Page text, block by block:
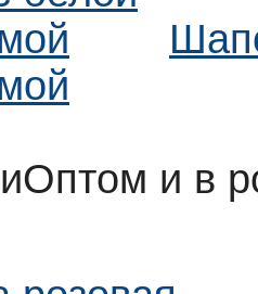
Оптом и в